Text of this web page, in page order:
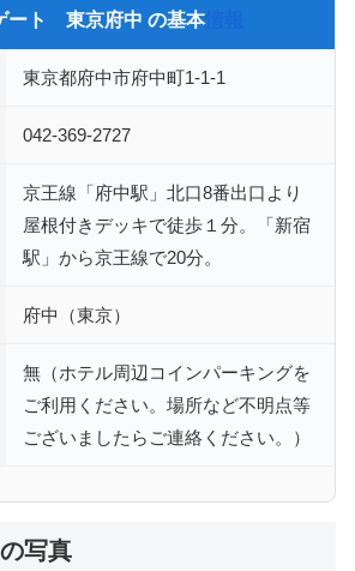
ト 東京府中 の基本情報
東京都府中市府中町1-1-1
042-369-2727
京王線「府中駅」北口8番出口より
屋根付きデッキで徒歩１分。「新宿
駅」から京王線で20分。
府中（東京）
無（ホテル周辺コインパーキングを
ご利用ください。場所など不明点等
ございましたらご連絡ください。）
写真